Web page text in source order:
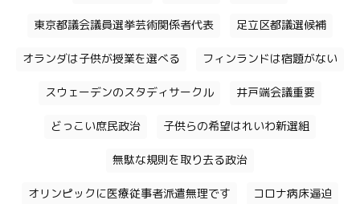
東京都議会議員選挙芸術関係者代表 足立区都議選候補
オランダは子供が授業を選べる フィンランドは宿題がない
スウェーデンのスタディサークル 井戸端会議重要
どっこい庶民政治 子供らの希望はれいわ新選組
無駄な規則を取り去る政治
オリンピックに医療従事者派遣無理です コロナ病床逼迫